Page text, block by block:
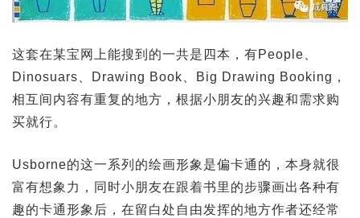
这套在某宝网上能搜到的一共是四本，有People、
Dinosuars、Drawing Book、Big Drawing Booking，
相互间内容有重复的地方，根据小朋友的兴趣和需求购
买就行。
Usborne的这一系列的绘画形象是偏卡通的，本身就很
富有想象力，同时小朋友在跟着书里的步骤画出各种有
趣的卡通形象后，在留白处自由发挥的地方作者还经常